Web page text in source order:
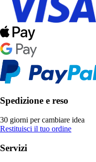
Spedizione e reso
30 giorni per cambiare idea
Restituisci il tuo ordine
Servizi